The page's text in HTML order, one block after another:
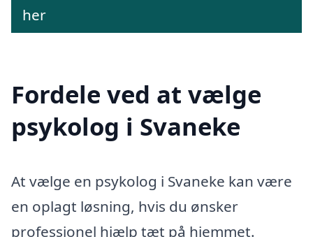
her
Fordele ved at vælge
psykolog i Svaneke
At vælge en psykolog i Svaneke kan være
en oplagt løsning, hvis du ønsker
professionel hjælp tæt på hjemmet.